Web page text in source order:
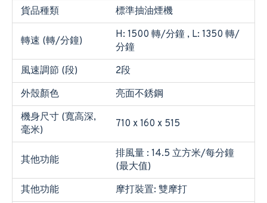
貨品種類
標準抽油煙機
轉速 (轉/分鐘)
H: 1500 轉/分鐘 , L: 1350 轉/
分鐘
風速調節 (段)
2段
外殼顏色
亮面不銹鋼
機身尺寸 (寬高深,
毫米)
710 x 160 x 515
其他功能
排風量 : 14.5 立方米/每分鐘
(最大值)
其他功能
摩打裝置: 雙摩打